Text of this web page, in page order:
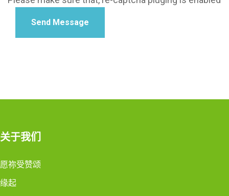
Send Message
关于我们
愿祢受赞颂
缘起